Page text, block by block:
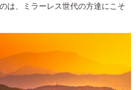
は、ミラーレス世代の方達にこそ